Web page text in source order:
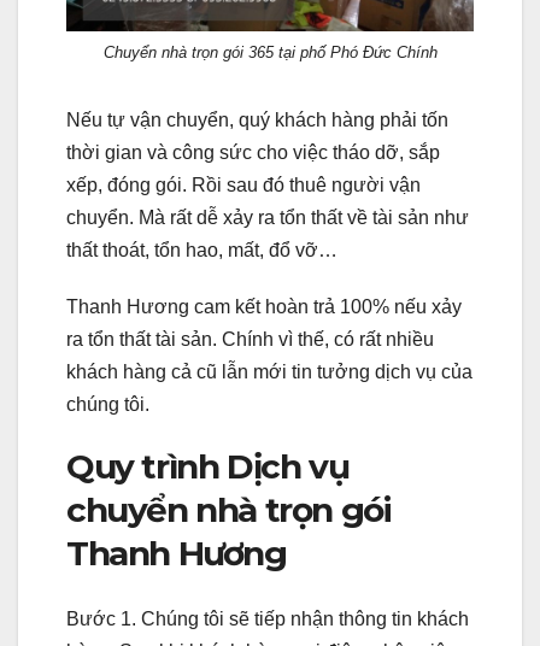
Chuyển nhà trọn gói 365 tại phố Phó Đức Chính
Nếu tự vận chuyển, quý khách hàng phải tốn
thời gian và công sức cho việc tháo dỡ, sắp
xếp, đóng gói. Rồi sau đó thuê người vận
chuyển. Mà rất dễ xảy ra tổn thất về tài sản như
thất thoát, tổn hao, mất, đổ vỡ…
Thanh Hương cam kết hoàn trả 100% nếu xảy
ra tổn thất tài sản. Chính vì thế, có rất nhiều
khách hàng cả cũ lẫn mới tin tưởng dịch vụ của
chúng tôi.
Quy trình Dịch vụ
chuyển nhà trọn gói
Thanh Hương
Bước 1. Chúng tôi sẽ tiếp nhận thông tin khách